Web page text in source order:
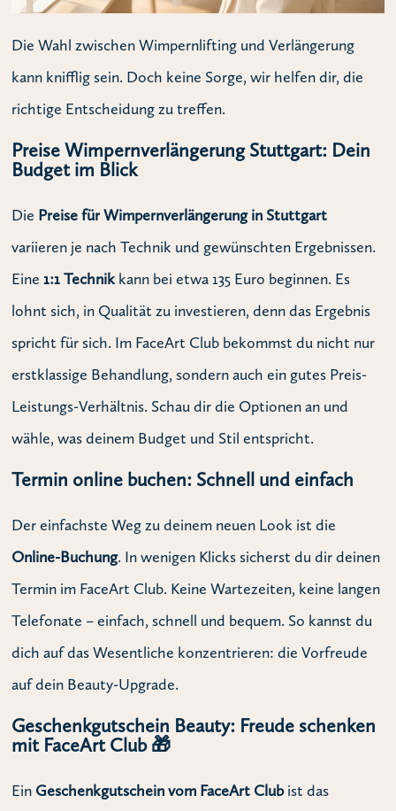
Die Wahl zwischen Wimpernlifting und Verlängerung
kann knifflig sein. Doch keine Sorge, wir helfen dir, die
richtige Entscheidung zu treffen.
Preise Wimpernverlängerung Stuttgart: Dein
Budget im Blick
Die Preise für Wimpernverlängerung in Stuttgart
variieren je nach Technik und gewünschten Ergebnissen.
Eine 1:1 Technikkann bei etwa 135 Euro beginnen. Es
lohnt sich, in Qualität zu investieren, denn das Ergebnis
spricht für sich. Im FaceArt Club bekommst du nicht nur
erstklassige Behandlung, sondern auch ein gutes Preis-
Leistungs-Verhältnis. Schau dir die Optionen an und
wähle, was deinem Budget und Stil entspricht.
Termin online buchen: Schnell und einfach
Der einfachste Weg zu deinem neuen Look ist die
Online-Buchung. In wenigen Klicks sicherst du dir deinen
Termin im FaceArt Club. Keine Wartezeiten, keine langen
Telefonate – einfach, schnell und bequem. So kannst du
dich auf das Wesentliche konzentrieren: die Vorfreude
auf dein Beauty-Upgrade.
Geschenkgutschein Beauty: Freude schenken
mit FaceArt Club 🎁
Ein Geschenkgutschein vom FaceArt Clubist das